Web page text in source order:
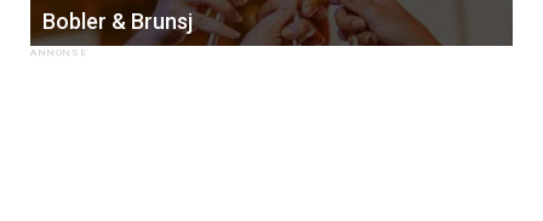
Bobler & Brunsj